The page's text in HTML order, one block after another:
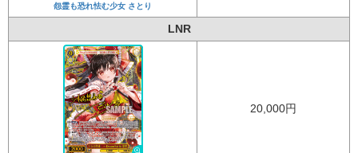
怨霊も恐れ怯む少女 さとり
LNR
20,000円